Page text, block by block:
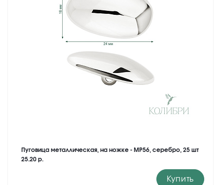
Пуговица металлическая, на ножке - MP56, серебро, 25 шт
25.20 р.
Купить